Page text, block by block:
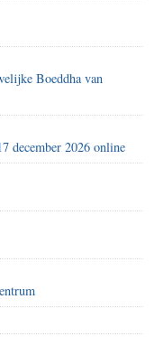
Boeddha van
december 2026 online